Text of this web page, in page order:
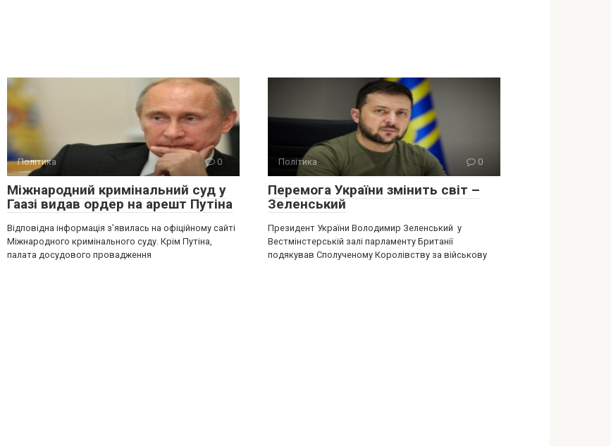
Політика 0
Міжнародний кримінальний суд у
Гаазі видав ордер на арешт Путіна
Відповідна інформація з’явилась на офіційному сайті
Міжнародного кримінального суду. Крім Путіна,
палата досудового провадження
Політика 0
Перемога України змінить світ –
Зеленський
Президент України Володимир Зеленський у
Вестмінстерській залі парламенту Британії
подякував Сполученому Королівству за військову